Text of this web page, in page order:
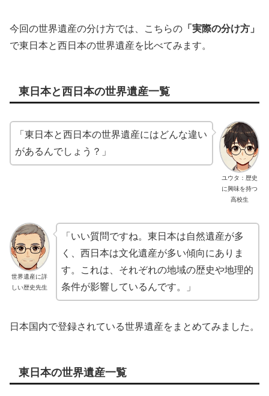
今回の世界遺産の分け方では、こちらの 「実際の分け方」
で東日本と西日本の世界遺産を比べてみます。
東日本と西日本の世界遺産一覧
ユウタ：歴史
に興味を持つ
高校生
「東日本と西日本の世界遺産にはどんな違い
があるんでしょう？」
世界遺産に詳
しい歴史先生
「いい質問ですね。東日本は自然遺産が多
く、西日本は文化遺産が多い傾向にありま
す。これは、それぞれの地域の歴史や地理的
条件が影響しているんです。」
日本国内で登録されている世界遺産をまとめてみました。
東日本の世界遺産一覧